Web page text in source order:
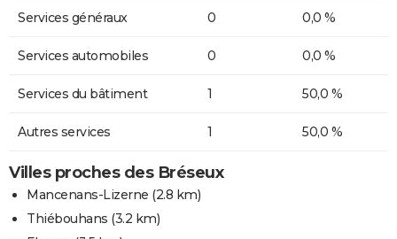
Services généraux 0 0,0 %
Services automobiles 0 0,0 %
Services du bâtiment 1 50,0 %
Autres services 1 50,0 %
Villes proches des Bréseux
Mancenans-Lizerne (2.8 km)
Thiébouhans (3.2 km)